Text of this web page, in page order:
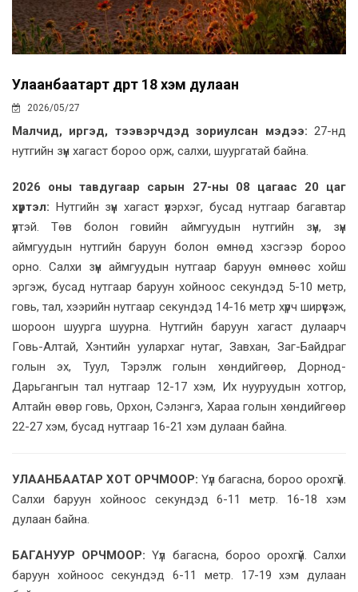
Улаанбаатарт өдөртөө 18 хэм дулаан
2026/05/27
Малчид, иргэд, тээвэрчдэд зориулсан мэдээ: 27-нд
нутгийн зүүн хагаст бороо орж, салхи, шуургатай байна.
2026 оны тавдугаар сарын 27-ны 08 цагаас 20 цаг
хүртэл: Нутгийн зүүн хагаст үүлэрхэг, бусад нутгаар багавтар
үүлтэй. Төв болон говийн аймгуудын нутгийн зүүн, зүүн
аймгуудын нутгийн баруун болон өмнөд хэсгээр бороо
орно. Салхи зүүн аймгуудын нутгаар баруун өмнөөс хойш
эргэж, бусад нутгаар баруун хойноос секундэд 5-10 метр,
говь, тал, хээрийн нутгаар секундэд 14-16 метр хүрч ширүүсэж,
шороон шуурга шуурна. Нутгийн баруун хагаст дулаарч
Говь-Алтай, Хэнтийн уулархаг нутаг, Завхан, Заг-Байдраг
голын эх, Туул, Тэрэлж голын хөндийгөөр, Дорнод-
Дарьгангын тал нутгаар 12-17 хэм, Их нууруудын хотгор,
Алтайн өвөр говь, Орхон, Сэлэнгэ, Хараа голын хөндийгөөр
22-27 хэм, бусад нутгаар 16-21 хэм дулаан байна.
УЛААНБААТАР ХОТ ОРЧМООР: Үүл багасна, бороо орохгүй.
Салхи баруун хойноос секундэд 6-11 метр. 16-18 хэм
дулаан байна.
БАГАНУУР ОРЧМООР: Үүл багасна, бороо орохгүй. Салхи
баруун хойноос секундэд 6-11 метр. 17-19 хэм дулаан